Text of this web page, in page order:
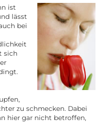
ist
lässt
bei
sich
zu schmecken. Dabei
hier gar nicht betroffen,